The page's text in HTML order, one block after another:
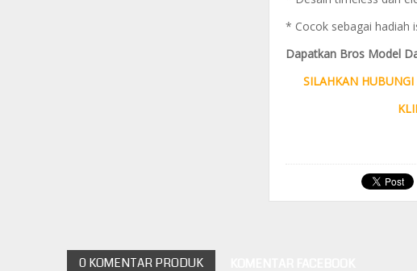
* Cocok sebagai hadiah
Dapatkan Bros Model
SILAHKAN
0 KOMENTAR PRODUK